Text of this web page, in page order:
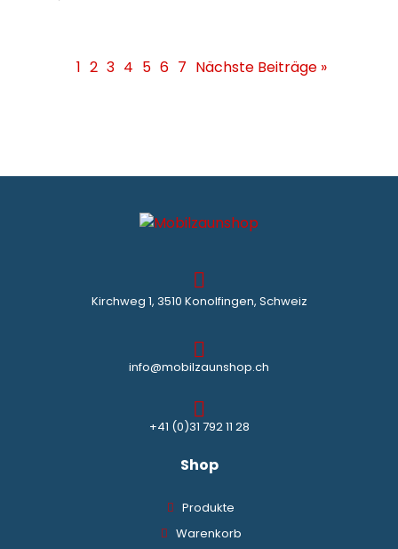
1 2 3 4 5 6 7 Nächste Beiträge »
Kirchweg 1, 3510 Konolfingen, Schweiz
info@mobilzaunshop.ch
+41 (0)31 792 11 28
Shop
Produkte
Warenkorb